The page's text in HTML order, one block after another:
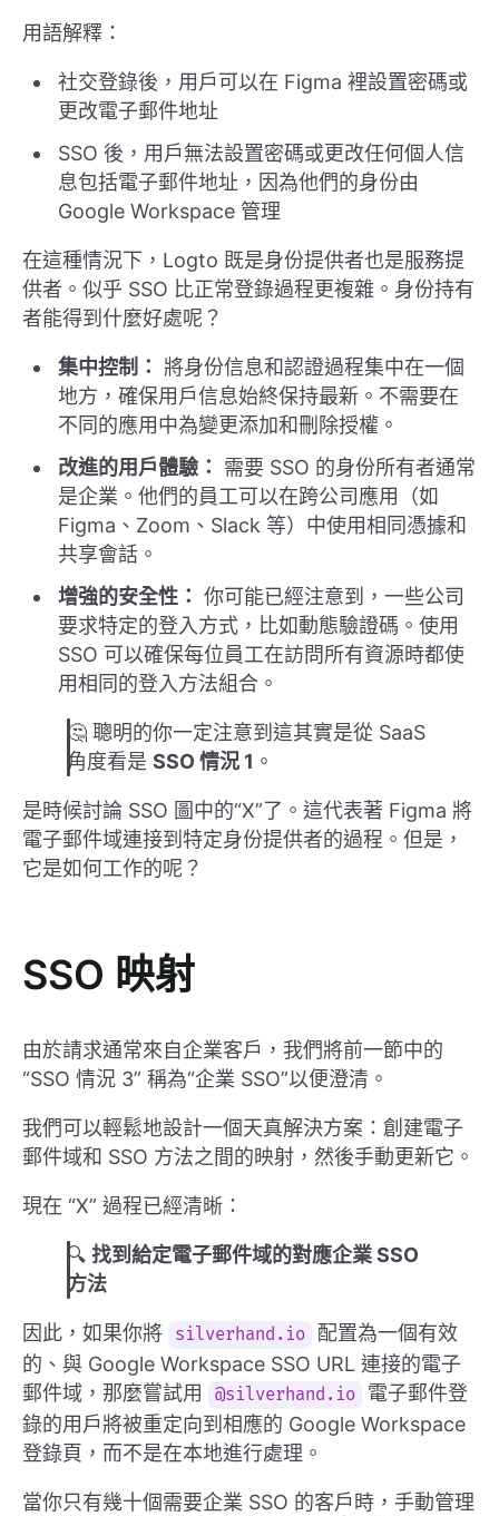
用語解釋：
社交登錄後，用戶可以在 Figma 裡設置密碼或
更改電子郵件地址
SSO 後，用戶無法設置密碼或更改任何個人信
息包括電子郵件地址，因為他們的身份由
Google Workspace 管理
在這種情況下，Logto 既是身份提供者也是服務提
供者。似乎 SSO 比正常登錄過程更複雜。身份持有
者能得到什麼好處呢？
集中控制： 將身份信息和認證過程集中在一個
地方，確保用戶信息始終保持最新。不需要在
不同的應用中為變更添加和刪除授權。
改進的用戶體驗：
需要 SSO 的身份所有者通常
是企業。他們的員工可以在跨公司應用（如
Figma、Zoom、Slack 等）中使用相同憑據和
共享會話。
增強的安全性： 你可能已經注意到，一些公司
要求特定的登入方式，比如動態驗證碼。使用
SSO 可以確保每位員工在訪問所有資源時都使
用相同的登入方法組合。
🤔 聰明的你一定注意到這其實是從 SaaS
角度看是 SSO 情況 1 。
是時候討論 SSO 圖中的“X”了。這代表著 Figma 將
電子郵件域連接到特定身份提供者的過程。但是，
它是如何工作的呢？
SSO 映射
由於請求通常來自企業客戶，我們將前一節中的
“SSO 情況 3” 稱為“企業 SSO”以便澄清。
我們可以輕鬆地設計一個天真解決方案：創建電子
郵件域和 SSO 方法之間的映射，然後手動更新它。
現在 “X” 過程已經清晰：
🔍 找到給定電子郵件域的對應企業 SSO
方法
因此，如果你將 silverhand.io
配置為一個有效
的、與 Google Workspace SSO URL 連接的電子
郵件域，那麼嘗試用
@silverhand.io
電子郵件登
錄的用戶將被重定向到相應的 Google Workspace
登錄頁，而不是在本地進行處理。
當你只有幾十個需要企業 SSO 的客戶時，手動管理